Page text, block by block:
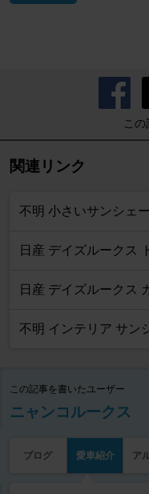
こ
関連リンク
不明 小さいサンシェ
日産 デイズルークス
日産 デイズルークス
不明 インテリア サン
この記事を書いたユーザー
ニャンコルークス
ブログ 愛車紹介 ア